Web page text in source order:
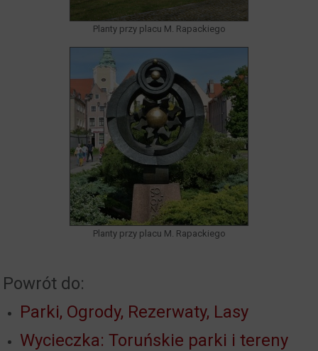
Planty przy placu M. Rapackiego
Planty przy placu M. Rapackiego
Powrót do:
Parki, Ogrody, Rezerwaty, Lasy
Wycieczka: Toruńskie parki i tereny